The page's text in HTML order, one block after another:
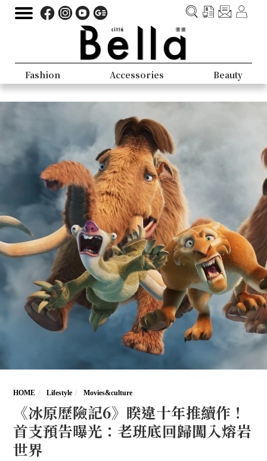
Fashion Accessories Beauty
HOME Lifestyle Movies&culture
《冰原歷險記6》睽違十年推續作！
首支預告曝光：老班底回歸闖入熔岩
世界